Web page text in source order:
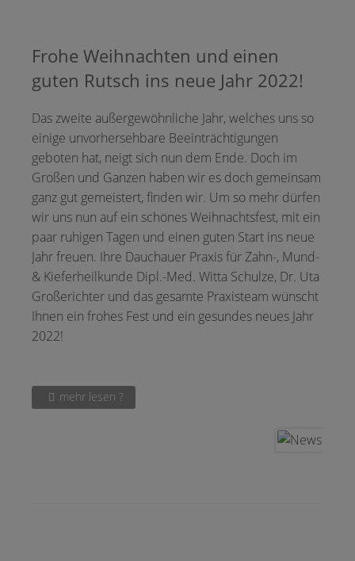
Frohe Weihnachten und einen
guten Rutsch ins neue Jahr 2022!
Das zweite außergewöhnliche Jahr, welches uns so
einige unvorhersehbare Beeinträchtigungen
geboten hat, neigt sich nun dem Ende. Doch im
Großen und Ganzen haben wir es doch gemeinsam
ganz gut gemeistert, finden wir. Um so mehr dürfen
wir uns nun auf ein schönes Weihnachtsfest, mit ein
paar ruhigen Tagen und einen guten Start ins neue
Jahr freuen. Ihre Dauchauer Praxis für Zahn-, Mund-
& Kieferheilkunde Dipl.-Med. Witta Schulze, Dr. Uta
Großerichter und das gesamte Praxisteam wünscht
Ihnen ein frohes Fest und ein gesundes neues Jahr
2022!
mehr lesen ?